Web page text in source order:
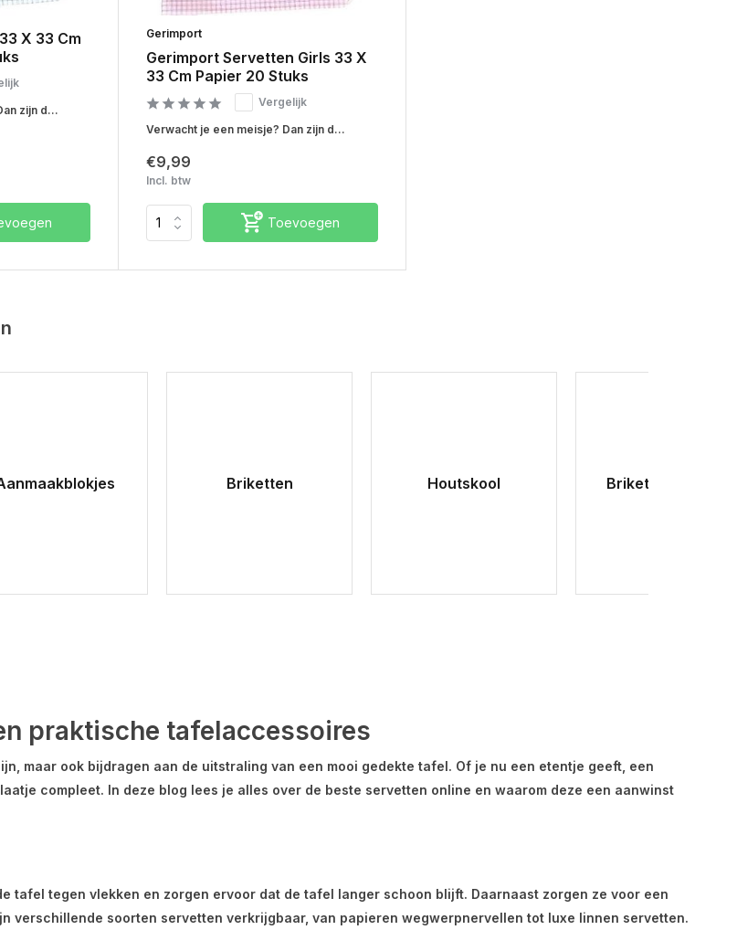
X 33 Cm
zijn d...
Gerimport
Gerimport Servetten Girls 33 X
33 Cm Papier 20 Stuks
Vergelijk
Verwacht je een meisje? Dan zijn d...
€9,99
Incl. btw
Toevoegen
Briketten Houtskool Brikettenstarters
praktische tafelaccessoires
maar ook bijdragen aan de uitstraling van een mooi gedekte tafel. Of je nu een etentje geeft, een
compleet. In deze blog lees je alles over de beste servetten online en waarom deze een aanwinst
tafel tegen vlekken en zorgen ervoor dat de tafel langer schoon blijft. Daarnaast zorgen ze voor een
verschillende soorten servetten verkrijgbaar, van papieren wegwerpnervellen tot luxe linnen servetten.